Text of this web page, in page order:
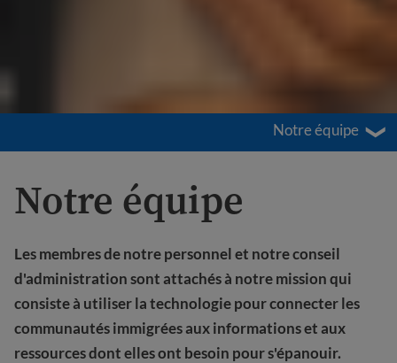
Notre équipe
Notre équipe
Les membres de notre personnel et notre conseil
d'administration sont attachés à notre mission qui
consiste à utiliser la technologie pour connecter les
communautés immigrées aux informations et aux
ressources dont elles ont besoin pour s'épanouir.